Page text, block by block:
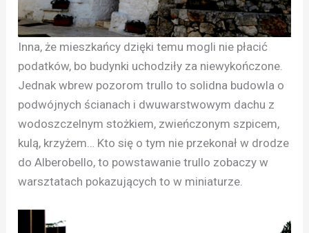
Inna, że mieszkańcy dzięki temu mogli nie płacić
podatków, bo budynki uchodziły za niewykończone.
Jednak wbrew pozorom trullo to solidna budowla o
podwójnych ścianach i dwuwarstwowym dachu z
wodoszczelnym stożkiem, zwieńczonym szpicem,
kulą, krzyżem… Kto się o tym nie przekonał w drodze
do Alberobello, to powstawanie trullo zobaczy w
warsztatach pokazujących to w miniaturze.